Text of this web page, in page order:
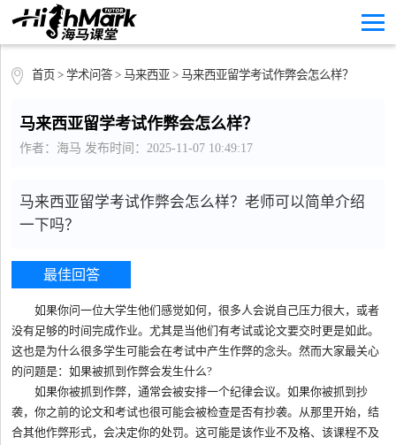
首页 > 学术问答> 马来西亚 > 马来西亚留学考试作弊会怎么样？
马来西亚留学考试作弊会怎么样？
作者：海马 发布时间：2025-11-07 10:49:17
马来西亚留学考试作弊会怎么样？老师可以简单介绍
一下吗？
最佳回答
如果你问一位大学生他们感觉如何，很多人会说自己压力很大，或者
没有足够的时间完成作业。尤其是当他们有考试或论文要交时更是如此。
这也是为什么很多学生可能会在考试中产生作弊的念头。然而大家最关心
的问题是：如果被抓到作弊会发生什么?
如果你被抓到作弊，通常会被安排一个纪律会议。如果你被抓到抄
袭，你之前的论文和考试也很可能会被检查是否有抄袭。从那里开始，结
合其他作弊形式，会决定你的处罚。这可能是该作业不及格、该课程不及